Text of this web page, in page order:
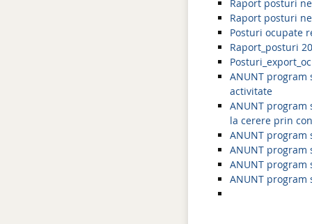
Raport posturi
Raport posturi
Posturi ocupate
Raport_posturi
ANUNT
activitate
ANUNT
la cerere prin
ANUNT
ANUNT
ANUNT
ANUNT